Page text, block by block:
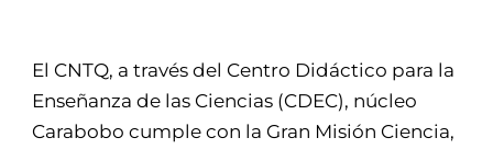
El CNTQ, a través del Centro Didáctico para la
Enseñanza de las Ciencias (CDEC), núcleo
Carabobo cumple con la Gran Misión Ciencia,